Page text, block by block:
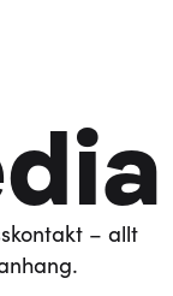
– allt